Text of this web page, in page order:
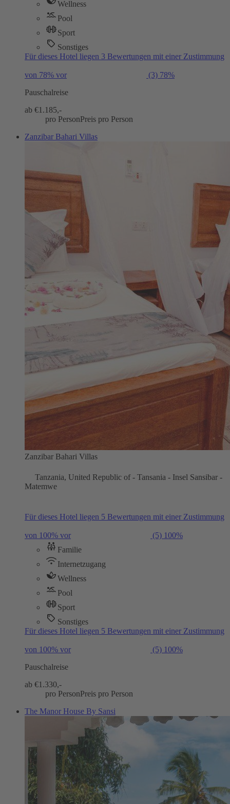
Wellness
Pool
Sport
Sonstiges
Für dieses Hotel liegen 3 Bewertungen mit einer Zustimmung
von 78% vor (3) 78%
Pauschalreise
ab €1.185,-
pro PersonPreis pro Person
Zanzibar Bahari Villas
Zanzibar Bahari Villas
Tanzania, United Republic of - Tansania - Insel Sansibar -
Matemwe
Für dieses Hotel liegen 5 Bewertungen mit einer Zustimmung
von 100% vor (5) 100%
Familie
Internetzugang
Wellness
Pool
Sport
Sonstiges
Für dieses Hotel liegen 5 Bewertungen mit einer Zustimmung
von 100% vor (5) 100%
Pauschalreise
ab €1.330,-
pro PersonPreis pro Person
The Manor House By Sansi